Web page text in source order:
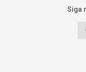
Siga